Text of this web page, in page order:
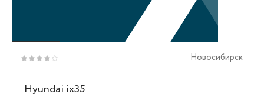
Новосибирск
Hyundai ix35